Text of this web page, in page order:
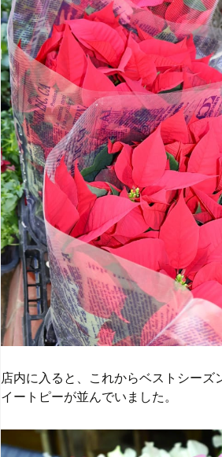
店内に入ると、これからベストシーズ
イートピーが並んでいました。